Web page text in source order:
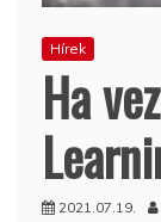
Hírek
Ha
2021.07.19.